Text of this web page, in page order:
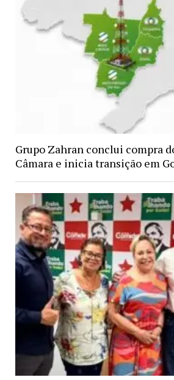
Grupo Zahran conclui compra
Câmara e inicia transição em